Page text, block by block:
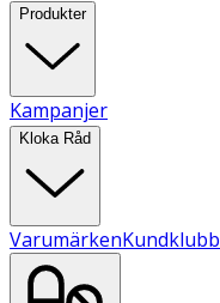
Produkter
Kampanjer
Kloka Råd
VarumärkenKundklubb